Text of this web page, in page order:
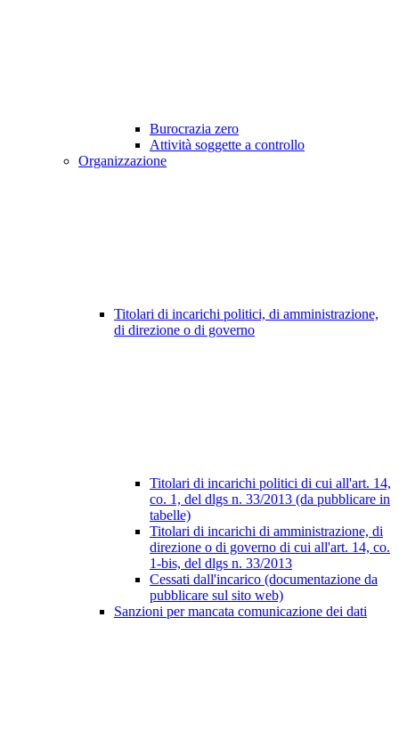
Burocrazia zero
Attività soggette a controllo
Organizzazione
Titolari di incarichi politici, di amministrazione,
di direzione o di governo
Titolari di incarichi politici di cui all'art. 14,
co. 1, del dlgs n. 33/2013 (da pubblicare in
tabelle)
Titolari di incarichi di amministrazione, di
direzione o di governo di cui all'art. 14, co.
1-bis, del dlgs n. 33/2013
Cessati dall'incarico (documentazione da
pubblicare sul sito web)
Sanzioni per mancata comunicazione dei dati